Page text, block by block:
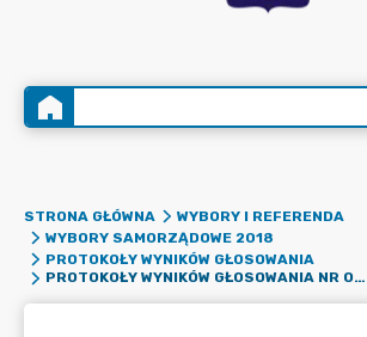
STRONA GŁÓWNA
WYBORY I REFERENDA
WYBORY SAMORZĄDOWE 2018
PROTOKOŁY WYNIKÓW GŁOSOWANIA
PROTOKOŁY WYNIKÓW GŁOSOWANIA NR OBWODU GŁOSOWANIA 7 SZKOŁA PODSTAWOWA IM. 24 LUTEGO 1863 R. W DOBREJ, DOBRA UL. WITANÓWEK 8, 95-010 STRYKÓW